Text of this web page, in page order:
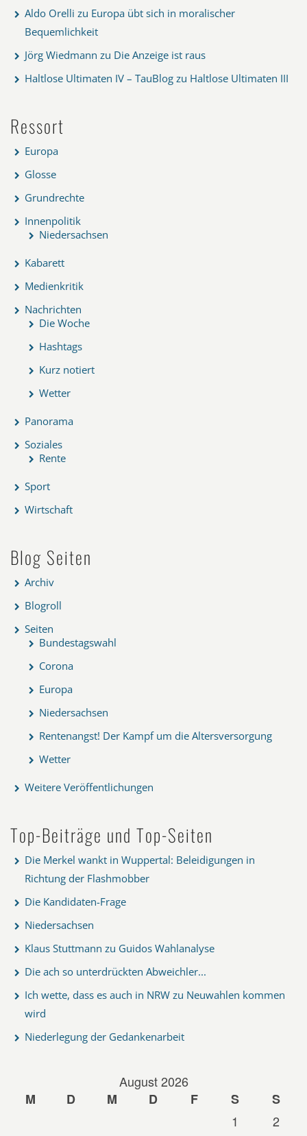
Aldo Orelli zu Europa übt sich in moralischer
Bequemlichkeit
Jörg Wiedmann zu Die Anzeige ist raus
Haltlose Ultimaten IV – TauBlog zu Haltlose Ultimaten III
Ressort
Europa
Glosse
Grundrechte
Innenpolitik
Niedersachsen
Kabarett
Medienkritik
Nachrichten
Die Woche
Hashtags
Kurz notiert
Wetter
Panorama
Soziales
Rente
Sport
Wirtschaft
Blog Seiten
Archiv
Blogroll
Seiten
Bundestagswahl
Corona
Europa
Niedersachsen
Rentenangst! Der Kampf um die Altersversorgung
Wetter
Weitere Veröffentlichungen
Top-Beiträge und Top-Seiten
Die Merkel wankt in Wuppertal: Beleidigungen in
Richtung der Flashmobber
Die Kandidaten-Frage
Niedersachsen
Klaus Stuttmann zu Guidos Wahlanalyse
Die ach so unterdrückten Abweichler...
Ich wette, dass es auch in NRW zu Neuwahlen kommen
wird
Niederlegung der Gedankenarbeit
August 2026
M
D M D F S
S
1
2